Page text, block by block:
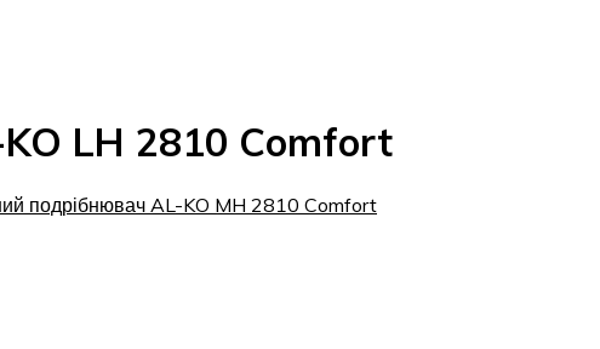
LH 2810 Comfort
подрібнювач AL-KO MH 2810 Comfort